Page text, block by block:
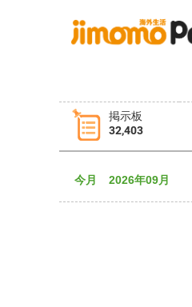
掲示板
32,403
タウン情報
今月 2026年09月